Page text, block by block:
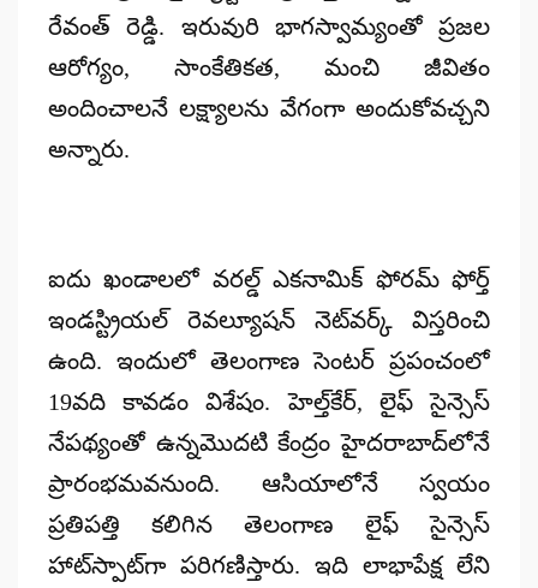
రేవంత్ రెడ్డి. ఇరువురి భాగస్వామ్యంతో ప్రజల
ఆరోగ్యం, సాంకేతికత, మంచి జీవితం
అందించాలనే లక్ష్యాలను వేగంగా అందుకోవచ్చని
అన్నారు.
ఐదు ఖండాలలో వరల్డ్ ఎకనామిక్ ఫోరమ్ ఫోర్త్
ఇండస్ట్రియల్ రెవల్యూషన్ నెట్‌వర్క్‌ విస్తరించి
ఉంది. ఇందులో తెలంగాణ సెంటర్ ప్రపంచంలో
19వది కావడం విశేషం. హెల్త్‌కేర్, లైఫ్ సైన్సెస్‌
నేపథ్యంతో ఉన్నమొదటి కేంద్రం హైదరాబాద్‌లోనే
ప్రారంభమవనుంది. ఆసియాలోనే స్వయం
ప్రతిపత్తి కలిగిన తెలంగాణ లైఫ్ సైన్సెస్
హాట్‌స్పాట్‌గా పరిగణిస్తారు. ఇది లాభాపేక్ష లేని